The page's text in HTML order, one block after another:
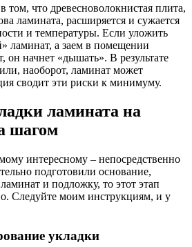
том, что древесноволокнистая плита,
ламината, расширяется и сужается
и температуры. Если уложить
ламинат, а заем в помещении
он начнет «дышать». В результате
наоборот, ламинат может
сводит эти риски к минимуму.
ламината на
шагом
интересному – непосредственно
подготовили основание,
и подложку, то этот этап
Следуйте моим инструкциям, и у
укладки